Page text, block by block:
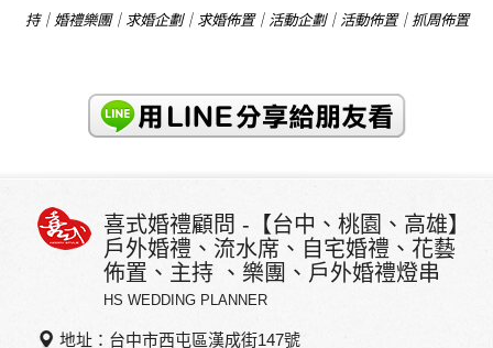
持｜婚禮樂團｜求婚企劃｜求婚佈置｜活動企劃｜活動佈置｜抓周佈置
喜式婚禮顧問 -【台中、桃園、高雄】
戶外婚禮、流水席、自宅婚禮、花藝
佈置、主持 、樂團、戶外婚禮燈串
HS WEDDING PLANNER
地址：台中市西屯區漢成街147號